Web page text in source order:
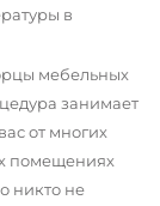
в
мебельных
занимает
от многих
помещениях
никто не